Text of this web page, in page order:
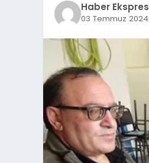
Haber Ekspres
03 Temmuz 2024